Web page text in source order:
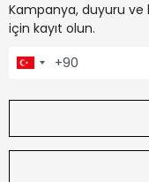
Kampanya, duyuru
için kayıt olun.